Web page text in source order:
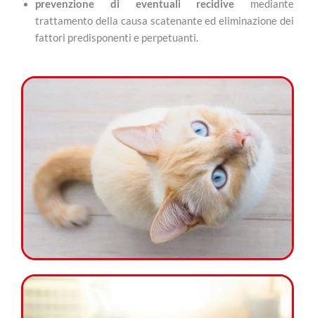
prevenzione di eventuali recidive mediante
trattamento della causa scatenante ed eliminazione dei
fattori predisponenti e perpetuanti.